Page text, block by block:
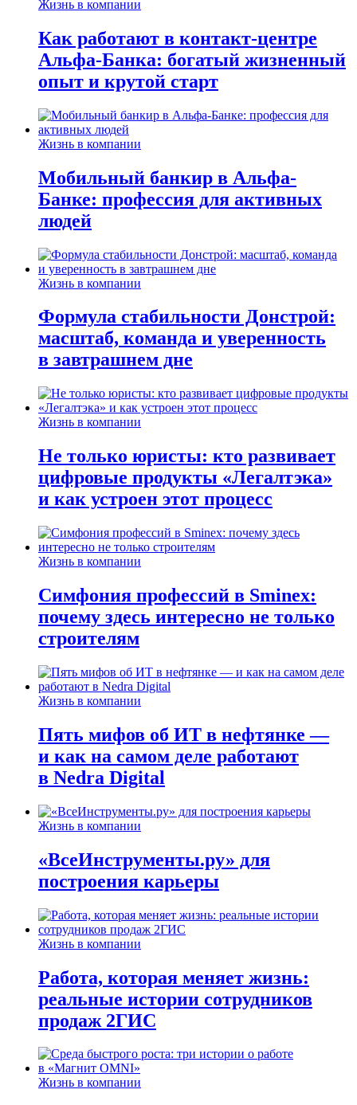
Жизнь в компании
Как работают в контакт-центре
Альфа-Банка: богатый жизненный
опыт и крутой старт
Жизнь в компании
Мобильный банкир в Альфа-
Банке: профессия для активных
людей
Жизнь в компании
Формула стабильности Донстрой:
масштаб, команда и уверенность
в завтрашнем дне
Жизнь в компании
Не только юристы: кто развивает
цифровые продукты «Легалтэка»
и как устроен этот процесс
Жизнь в компании
Симфония профессий в Sminex:
почему здесь интересно не только
строителям
Жизнь в компании
Пять мифов об ИТ в нефтянке —
и как на самом деле работают
в Nedra Digital
Жизнь в компании
«ВсеИнструменты.ру» для
построения карьеры
Жизнь в компании
Работа, которая меняет жизнь:
реальные истории сотрудников
продаж 2ГИС
Жизнь в компании